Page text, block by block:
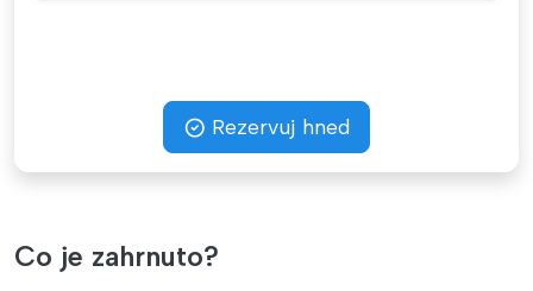
Co je zahrnuto?
Rezervuj hned